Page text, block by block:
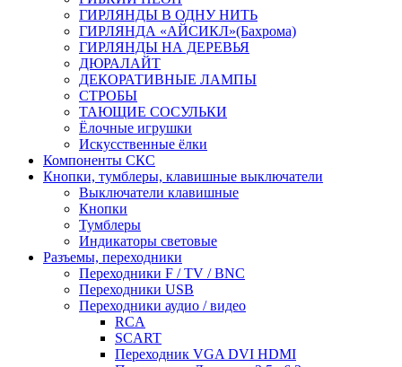
ГИРЛЯНДЫ В ОДНУ НИТЬ
ГИРЛЯНДА «АЙСИКЛ»(Бахрома)
ГИРЛЯНДЫ НА ДЕРЕВЬЯ
ДЮРАЛАЙТ
ДЕКОРАТИВНЫЕ ЛАМПЫ
СТРОБЫ
ТАЮЩИЕ СОСУЛЬКИ
Ёлочные игрушки
Искусственные ёлки
Компоненты СКС
Кнопки, тумблеры, клавишные выключатели
Выключатели клавишные
Кнопки
Тумблеры
Индикаторы световые
Разъемы, переходники
Переходники F / TV / BNC
Переходники USB
Переходники аудио / видео
RCA
SCART
Переходник VGA DVI HDMI